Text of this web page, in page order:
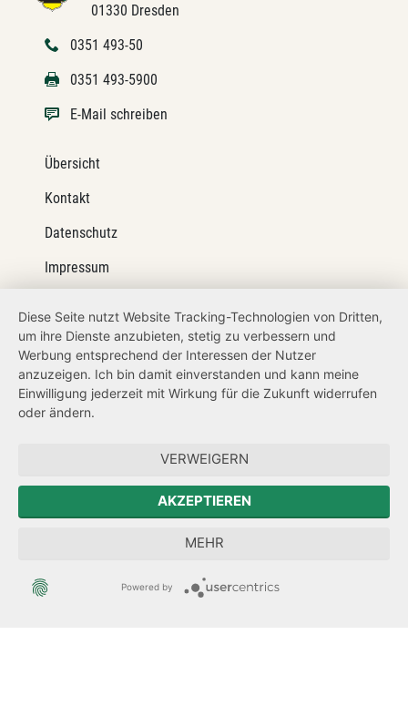
01330 Dresden
0351 493-50
0351 493-5900
E-Mail schreiben
Übersicht
Kontakt
Datenschutz
Impressum
Netiquette
Transparenzanspruch
Hinweisgeberschutz
Forum Mitteleuropa
Der Sächsische Integrationsbeauftragte
Sächsische Landesbeauftragte zur Aufarbeitung der SED-
Diese Seite nutzt Website Tracking-Technologien von Dritten,
um ihre Dienste anzubieten, stetig zu verbessern und
Werbung entsprechend der Interessen der Nutzer
anzuzeigen. Ich bin damit einverstanden und kann meine
Einwilligung jederzeit mit Wirkung für die Zukunft widerrufen
oder ändern.
VERWEIGERN
AKZEPTIEREN
MEHR
Powered by